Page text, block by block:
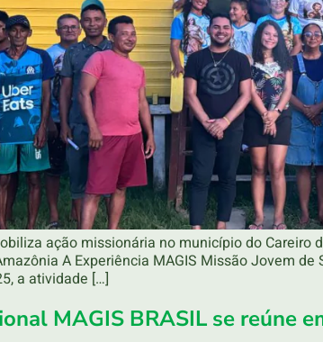
ação missionária no município do
A Experiência MAGIS Missão Jovem
a atividade […]
MAGIS BRASIL se reúne